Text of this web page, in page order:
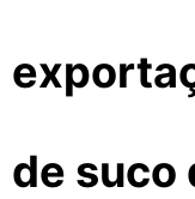
de suco